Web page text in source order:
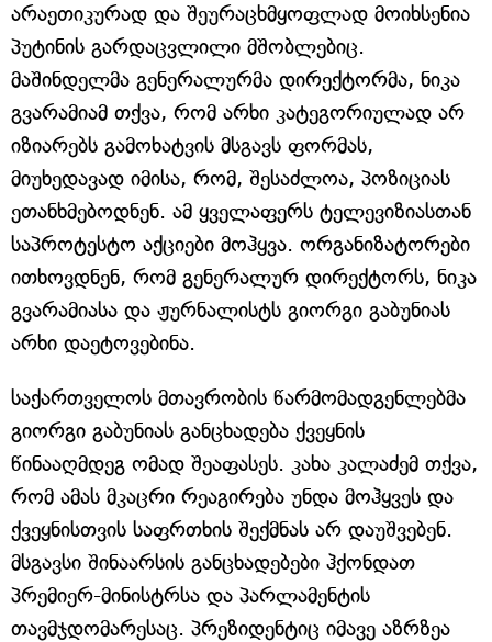
არაეთიკურად და შეურაცხმყოფლად მოიხსენია
პუტინის გარდაცვლილი მშობლებიც.
მაშინდელმა გენერალურმა დირექტორმა, ნიკა
გვარამიამ თქვა, რომ არხი კატეგორიულად არ
იზიარებს გამოხატვის მსგავს ფორმას,
მიუხედავად იმისა, რომ, შესაძლოა, პოზიციას
ეთანხმებოდნენ. ამ ყველაფერს ტელევიზიასთან
საპროტესტო აქციები მოჰყვა. ორგანიზატორები
ითხოვდნენ, რომ გენერალურ დირექტორს, ნიკა
გვარამიასა და ჟურნალისტს გიორგი გაბუნიას
არხი დაეტოვებინა.
საქართველოს მთავრობის წარმომადგენლებმა
გიორგი გაბუნიას განცხადება ქვეყნის
წინააღმდეგ ომად შეაფასეს. კახა კალაძემ თქვა,
რომ ამას მკაცრი რეაგირება უნდა მოჰყვეს და
ქვეყნისთვის საფრთხის შექმნას არ დაუშვებენ.
მსგავსი შინაარსის განცხადებები ჰქონდათ
პრემიერ-მინისტრსა და პარლამენტის
თავმჯდომარესაც. პრეზიდენტიც იმავე აზრზეა